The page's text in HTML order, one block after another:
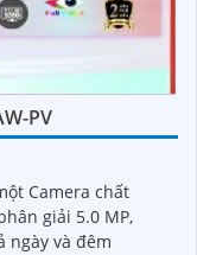
PV
Camera chất
ngày và đêm